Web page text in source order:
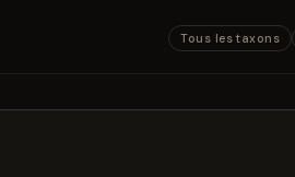
Tous les taxons